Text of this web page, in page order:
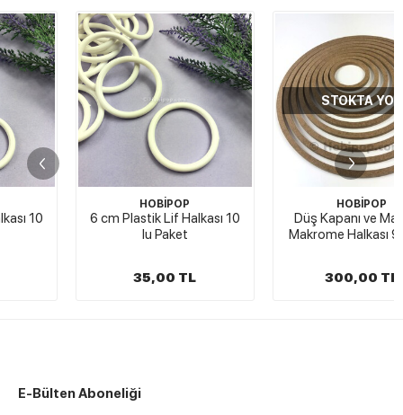
6 cm Plastik Lif Halkası 10
STOKTA YOK
Düş Kapanı ve Mandala
Makrome Halkası 9 lu Set
300,00 TL
E-Bülten Aboneliği